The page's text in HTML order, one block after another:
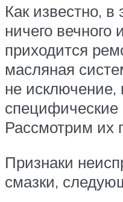
Как известно,
ничего
приходится
масляная
не исключение,
специфические
Рассмотрим их
Признаки
смазки,